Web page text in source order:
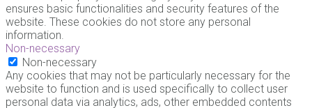
ensures basic functionalities and security features of the
website. These cookies do not store any personal
information.
Non-necessary
Non-necessary
Any cookies that may not be particularly necessary for the
website to function and is used specifically to collect user
personal data via analytics, ads, other embedded contents